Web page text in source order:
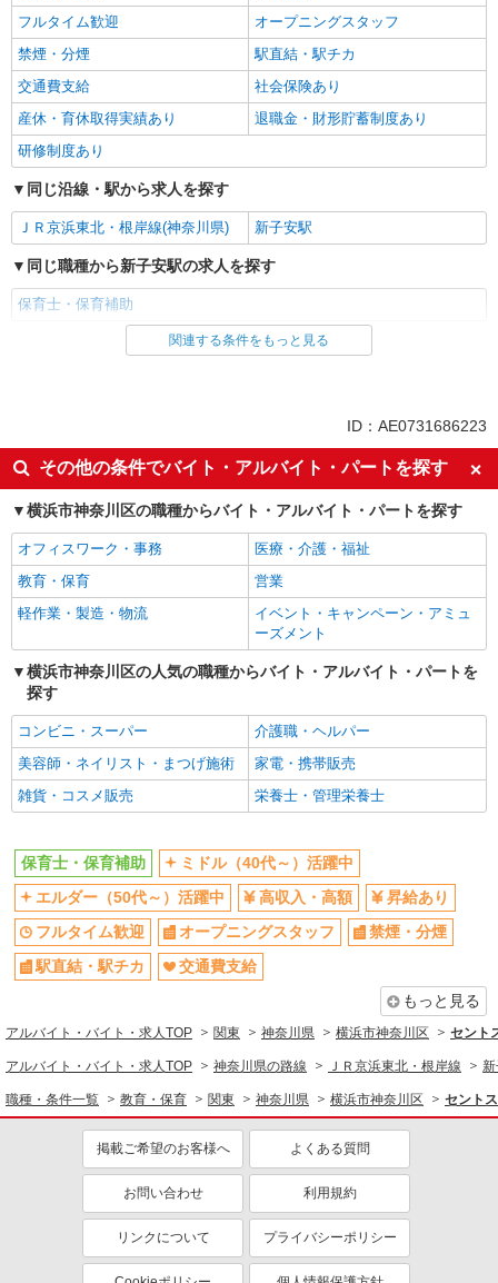
フルタイム歓迎
オープニングスタッフ
禁煙・分煙
駅直結・駅チカ
交通費支給
社会保険あり
産休・育休取得実績あり
退職金・財形貯蓄制度あり
研修制度あり
同じ沿線・駅から求人を探す
ＪＲ京浜東北・根岸線(神奈川県) 新子安駅
同じ職種から新子安駅の求人を探す
保育士・保育補助
同じ雇用形態から新子安駅の求人を探す
ミドル（40代～）活躍中
エルダー（50代～）活躍中
高収入・高額
昇給あり
フルタイム歓迎
オープニングスタッフ
禁煙・分煙
駅直結・駅チカ
交通費支給
社会保険あり
産休・育休取得実績あり
退職金・財形貯蓄制度あり
研修制度あり
同じ職種から求人を探す
教育・保育
保育士・保育補助
同じ特徴から求人を探す
交通費支給
社会保険あり
産休・育休取得実績あり
関連する条件をもっと見る
ID：AE0731686223
その他の条件でバイト・アルバイト・パートを探す
横浜市神奈川区の職種からバイト・アルバイト・パートを探す
オフィスワーク・事務
医療・介護・福祉
教育・保育
営業
軽作業・製造・物流
イベント・キャンペーン・アミュ
ーズメント
横浜市神奈川区の人気の職種からバイト・アルバイト・パートを
探す
コンビニ・スーパー
介護職・ヘルパー
美容師・ネイリスト・まつげ施術
家電・携帯販売
雑貨・コスメ販売
栄養士・管理栄養士
保育士・保育補助
ミドル（40代～）活躍中
エルダー（50代～）活躍中
高収入・高額
昇給あり
フルタイム歓迎
オープニングスタッフ
禁煙・分煙
駅直結・駅チカ
交通費支給
もっと見る
アルバイト・バイト・求人TOP 関東 神奈川県 横浜市神奈川区 セント
アルバイト・バイト・求人TOP 神奈川県の路線 ＪＲ京浜東北・根岸線
職種・条件一覧 教育・保育 関東 神奈川県 横浜市神奈川区 セント
掲載ご希望のお客様へ よくある質問
お問い合わせ 利用規約
リンクについて プライバシーポリシー